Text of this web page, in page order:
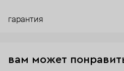
гарантия
вам может